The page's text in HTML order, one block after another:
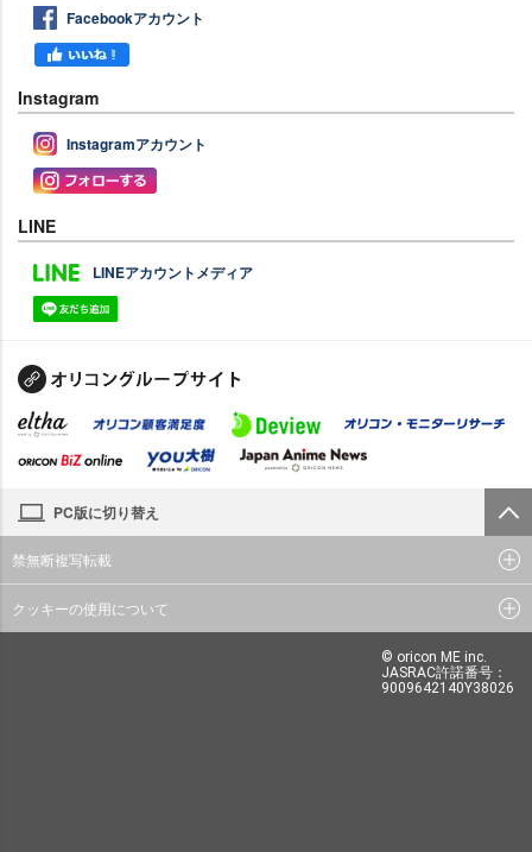
Facebookアカウント
Instagram
Instagramアカウント
LINE
LINEアカウントメディア
PC版に切り替え
禁無断複写転載
クッキーの使用について
© oricon ME inc.
JASRAC許諾番号：
9009642140Y38026